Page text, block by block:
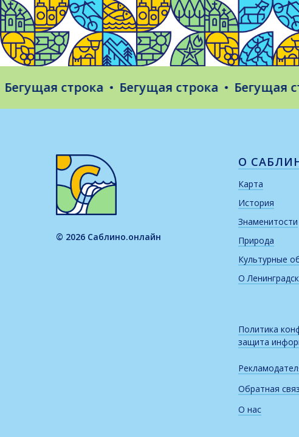
строка Бегущая строка Бегущая
© 2026 Саблино.онлайн
О
Карта
История
Знаменитости
Природа
Культурные
О
Политика
защита
Обратная
О нас